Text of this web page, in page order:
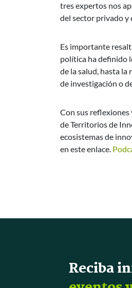
tres expertos nos
del sector privado y
Es importante
política ha definido
de la salud, hasta
de investigación o
Con sus reflexiones
de Territorios de
ecosistemas de
en este enlace.
Reciba